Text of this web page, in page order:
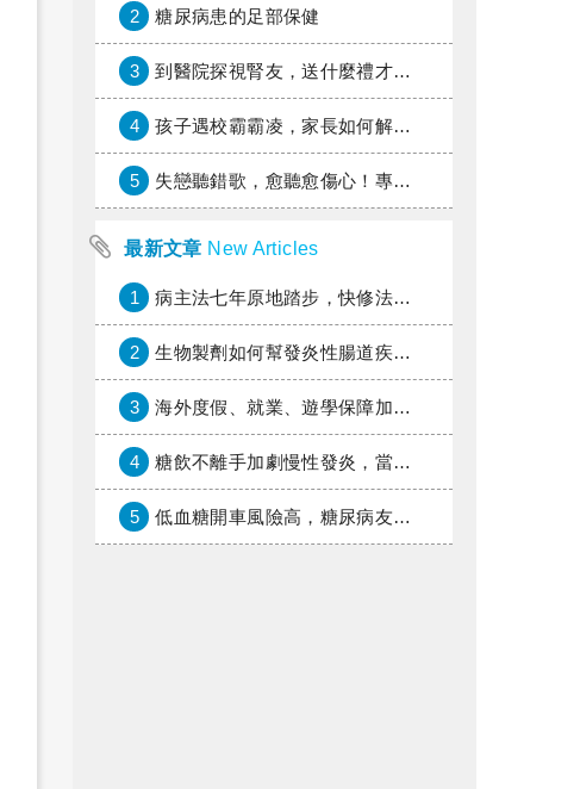
2 糖尿病患的足部保健
3 到醫院探視腎友，送什麼禮才好？
4 孩子遇校霸霸凌，家長如何解圍？
5 失戀聽錯歌，愈聽愈傷心！專家教你挑對療傷情歌
最新文章 New Articles
1 病主法七年原地踏步，快修法讓病人自主決定善終
2 生物製劑如何幫發炎性腸道疾病患者抗潰瘍？治療進展與健保給付困境一次看
3 海外度假、就業、遊學保障加倍，富邦產險「一期逐夢」專案加碼遠距醫療與緊急救援
4 糖飲不離手加劇慢性發炎，當心老化與慢性病提早報到
5 低血糖開車風險高，糖尿病友上路必學的安全守則